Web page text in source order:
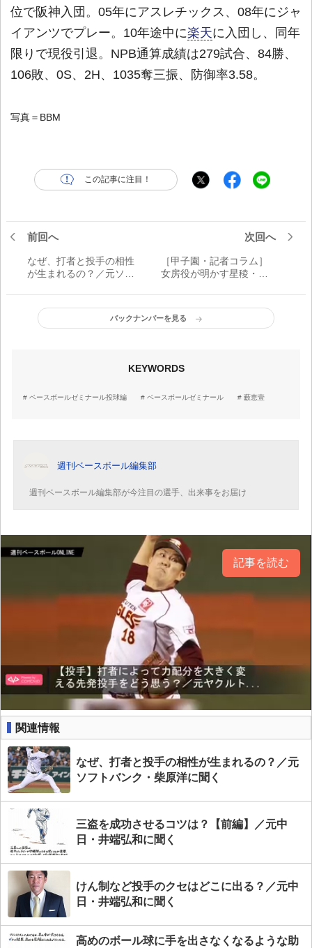
位で阪神入団。05年にアスレチックス、08年にジャ
イアンツでプレー。10年途中に楽天に入団し、同年
限りで現役引退。NPB通算成績は279試合、84勝、
106敗、0S、2H、1035奪三振、防御率3.58。
写真＝BBM
この記事に注目！
前回へ
なぜ、打者と投手の相性
が生まれるの？／元ソフ
次回へ
［甲子園・記者コラム］
女房役が明かす星稜・奥
バックナンバーを見る
KEYWORDS
ベースボールゼミナール投球編 ベースボールゼミナール 藪恵壹
週刊ベースボール編集部
週刊ベースボール編集部が今注目の選手、出来事をお届け
記事を読む
関連情報
なぜ、打者と投手の相性が生まれるの？／元
ソフトバンク・柴原洋に聞く
三盗を成功させるコツは？【前編】／元中
日・井端弘和に聞く
けん制など投手のクセはどこに出る？／元中
日・井端弘和に聞く
高めのボール球に手を出さなくなるような助